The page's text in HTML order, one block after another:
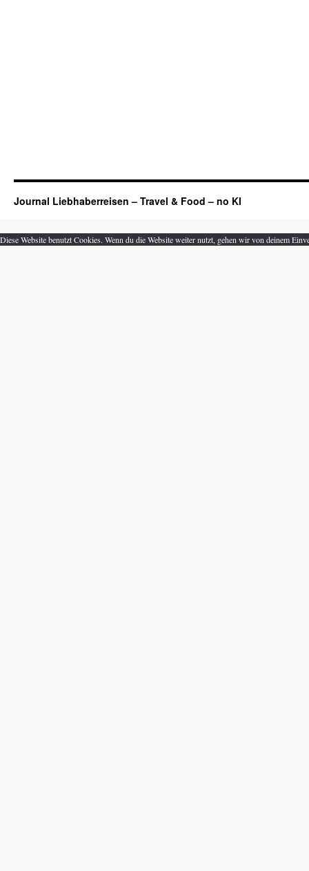
Journal Liebhaberreisen – Travel & Food – no KI
Diese Website benutzt Cookies. Wenn du die Website weiter nutzt, gehen wir von deinem